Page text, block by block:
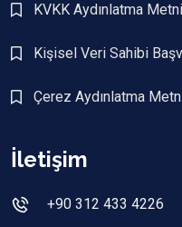
KVKK Aydınlatma
Kişisel Veri Sahibi
Çerez Aydınlatma
İletişim
+90 312 433 4226